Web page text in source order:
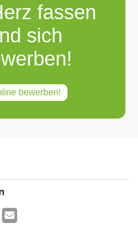
fassen
sich
bewerben!